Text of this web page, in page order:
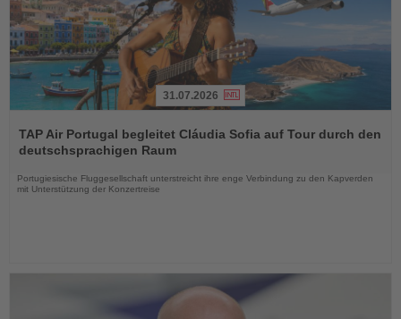
Sie
die
31.07.2026
TAP Air Portugal begleitet Cláudia Sofia auf Tour durch den
deutschsprachigen Raum
Portugiesische Fluggesellschaft unterstreicht ihre enge Verbindung zu den Kapverden
mit Unterstützung der Konzertreise